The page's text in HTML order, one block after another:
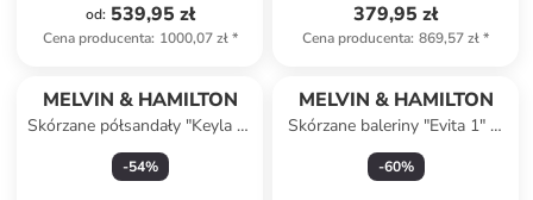
od: 539,95 zł
Cena producenta: 1000,07 zł*
379,95 zł
Cena producenta: 869,57 zł*
MELVIN & HAMILTON
Skórzane półsandały "Keyla 2"
w kolorze srebrnym
-54%
MELVIN & HAMILTON
Skórzane baleriny "Evita 1" w
kolorze czarnym z paskiem
-60%